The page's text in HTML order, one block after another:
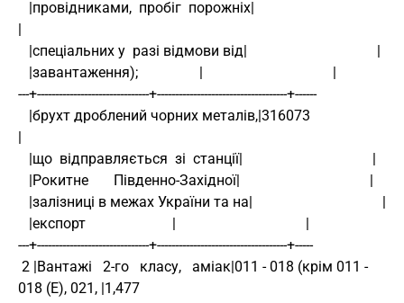
|
   |спеціальних у  разі відмови від|                                    |
   |завантаження);                 |                                    |
---+-------------------------------+------------------------------------+------
|
   |що  відправляється  зі  станції|                                    |
   |Рокитне       Південно-Західної|                                    |
   |залізниці в межах України та на|                                    |
   |експорт                        |                                    |
---+-------------------------------+------------------------------------+-----
018 (Е), 021, |1,477